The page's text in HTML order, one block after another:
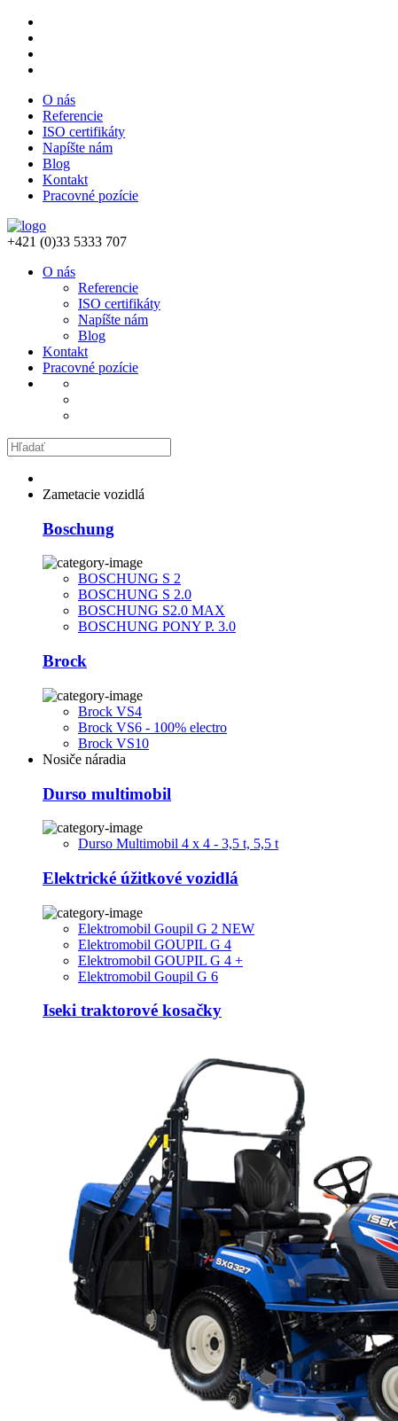
O nás
Referencie
ISO certifikáty
Napíšte nám
Blog
Kontakt
Pracovné pozície
+421 (0)33 5333 707
O nás
Referencie
ISO certifikáty
Napíšte nám
Blog
Kontakt
Pracovné pozície
Zametacie vozidlá
Boschung
BOSCHUNG S 2
BOSCHUNG S 2.0
BOSCHUNG S2.0 MAX
BOSCHUNG PONY P. 3.0
Brock
Brock VS4
Brock VS6 - 100% electro
Brock VS10
Nosiče náradia
Durso multimobil
Durso Multimobil 4 x 4 - 3,5 t, 5,5 t
Elektrické úžitkové vozidlá
Elektromobil Goupil G 2 NEW
Elektromobil GOUPIL G 4
Elektromobil GOUPIL G 4 +
Elektromobil Goupil G 6
Iseki traktorové kosačky